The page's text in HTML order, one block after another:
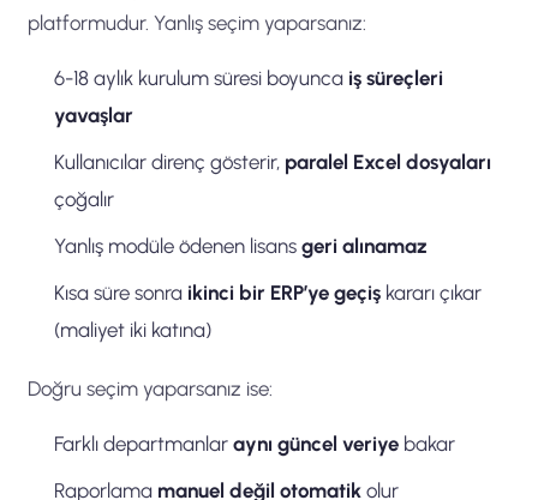
platformudur. Yanlış seçim yaparsanız:
6-18 aylık kurulum süresi boyunca iş süreçleri
yavaşlar
Kullanıcılar direnç gösterir, paralel Excel dosyaları
çoğalır
Yanlış modüle ödenen lisansgeri alınamaz
Kısa süre sonra ikinci bir ERP’ye geçiş kararı çıkar
(maliyet iki katına)
Doğru seçim yaparsanız ise:
Farklı departmanlaraynı güncel veriye bakar
Raporlama manuel değil otomatik olur